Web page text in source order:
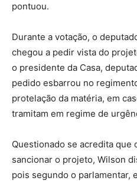
pontuou.
Durante a votação, o
chegou a pedir vista do
o presidente da Casa,
pedido esbarrou no
protelação da matéria, em
tramitam em regime de
Questionado se acredita que
sancionar o projeto, Wilson
pois segundo o parlamentar,